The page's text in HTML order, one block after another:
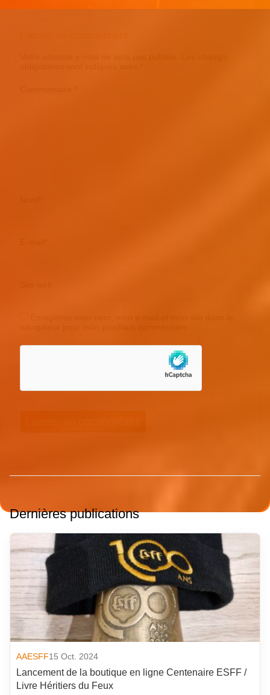
Dernières publications
AAESFF15 Oct. 2024
Lancement de la boutique en ligne Centenaire ESFF /
Livre Héritiers du Feux